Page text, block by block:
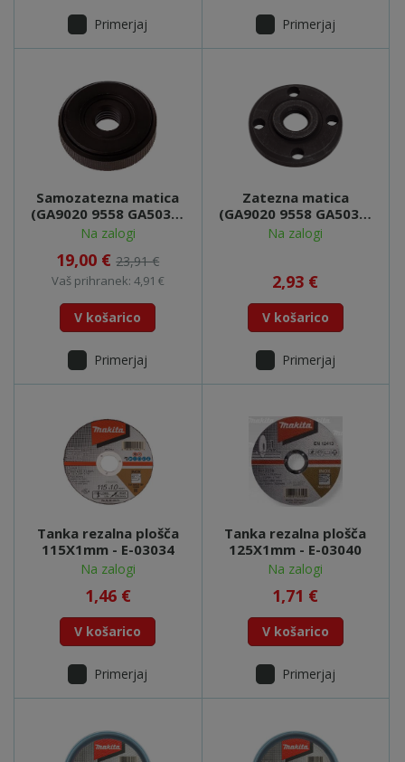
Primerjaj Primerjaj
Samozatezna matica
(GA9020 9558 GA5030)
- 196297-8
Na zalogi
19,00 €23,91 €
Vaš prihranek: 4,91 €
V košarico
Primerjaj
Zatezna matica
(GA9020 9558 GA5030)
- 224554-5
Na zalogi
2,93 €
V košarico
Primerjaj
Tanka rezalna plošča
115X1mm - E-03034
Na zalogi
1,46 €
V košarico
Primerjaj
Tanka rezalna plošča
125X1mm - E-03040
Na zalogi
1,71 €
V košarico
Primerjaj